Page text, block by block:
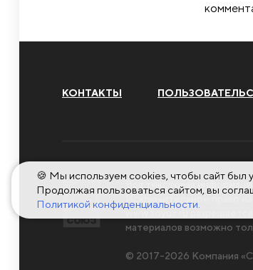
КОНТАКТЫ
Вся текстовая
Исключительное право
www.soyuz.ru
материалов возможно
© 2017-2026 Компания
🍪 Мы используем cookies, чтобы сайт был
Продолжая пользоваться сайтом, вы
Политикой конфиденциальности.